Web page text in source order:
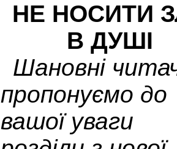
НЕ НОСИТИ
В ДУШІ
Шановні
пропонуємо до
вашої уваги